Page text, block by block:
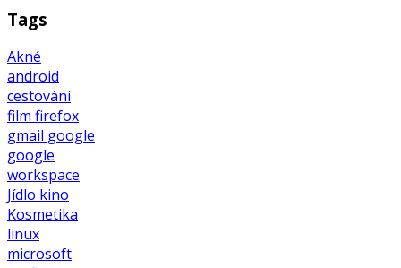
Tags
Akné
android
cestování
film firefox
gmail google
google
workspace
Jídlo kino
Kosmetika
linux
microsoft